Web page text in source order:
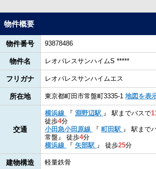
物件概要
物件番号 93878486
物件名 レオパレスサンハイムS *****
フリガナ レオパレスサンハイムエス
所在地 東京都町田市常盤町3335-1 地図を表
交通
横浜線 『 淵野辺駅 』 駅までバスで
徒歩4分
小田急小田原線
『 町田駅 』 駅まで
常盤』 徒歩4分
横浜線
『 矢部駅 』 徒歩25分
建物構造 軽量鉄骨